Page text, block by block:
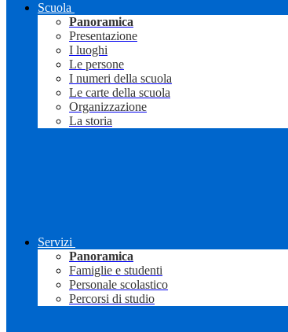
Scuola
Panoramica
Presentazione
I luoghi
Le persone
I numeri della scuola
Le carte della scuola
Organizzazione
La storia
Servizi
Panoramica
Famiglie e studenti
Personale scolastico
Percorsi di studio